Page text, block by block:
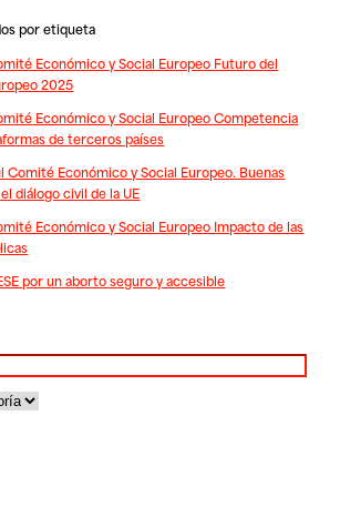
por etiqueta
Económico y Social Europeo Futuro del
2025
Económico y Social Europeo Competencia
de terceros países
Comité Económico y Social Europeo. Buenas
diálogo civil de la UE
Económico y Social Europeo Impacto de las
por un aborto seguro y accesible